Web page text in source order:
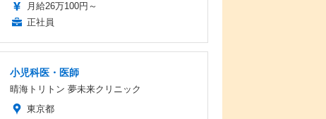
月給26万100円～
正社員
小児科医・医師
晴海トリトン 夢未来クリニック
東京都